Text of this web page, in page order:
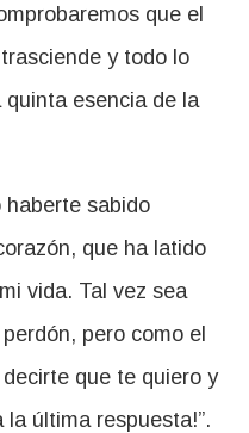
que el
y todo lo
esencia de la
sabido
que ha latido
vida. Tal vez sea
pero como el
que te quiero y
última respuesta!”.